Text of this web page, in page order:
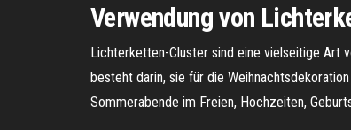
Verwendung von
Lichterketten-Cluster sind eine vielseitige Art
besteht darin, sie für die
Sommerabende im Freien, Hochzeiten,